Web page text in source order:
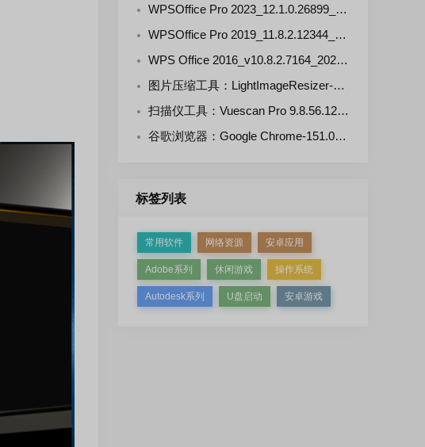
WPSOffice Pro 2023_12.1.0.26899_20260806 雨糖科技特别版
WPSOffice Pro 2019_11.8.2.12344_20260806 雨糖科技特别版
WPS Office 2016_v10.8.2.7164_20260806 雨糖科技特别版
图片压缩工具：LightImageResizer-v7.6.5.176 绿色版
扫描仪工具：Vuescan Pro 9.8.56.12 中文绿色便携版
谷歌浏览器：Google Chrome-151.0.7922.109 官方正式版+便携增强版
标签列表
常用软件 网络资源 安卓应用
Adobe系列 休闲游戏 操作系统
Autodesk系列 U盘启动 安卓游戏